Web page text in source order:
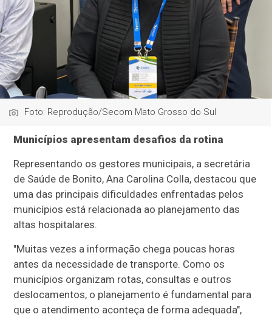
Foto: Reprodução/Secom Mato Grosso do Sul
Municípios apresentam desafios da rotina
Representando os gestores municipais, a secretária
de Saúde de Bonito, Ana Carolina Colla, destacou que
uma das principais dificuldades enfrentadas pelos
municípios está relacionada ao planejamento das
altas hospitalares.
"Muitas vezes a informação chega poucas horas
antes da necessidade de transporte. Como os
municípios organizam rotas, consultas e outros
deslocamentos, o planejamento é fundamental para
que o atendimento aconteça de forma adequada",